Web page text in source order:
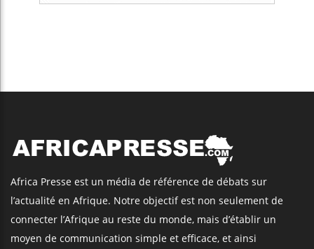
Africa Presse est un média de référence de débats sur
l’actualité en Afrique. Notre objectif est non seulement de
connecter l’Afrique au reste du monde, mais d’établir un
moyen de communication simple et efficace, et ainsi